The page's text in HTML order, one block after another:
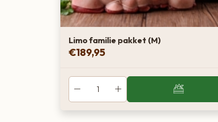
Limo familie pakket (M)
€189,95